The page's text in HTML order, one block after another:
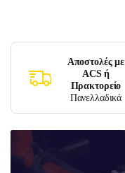
Αποστολές με
ACS ή
Πρακτορείο
Πανελλαδικά